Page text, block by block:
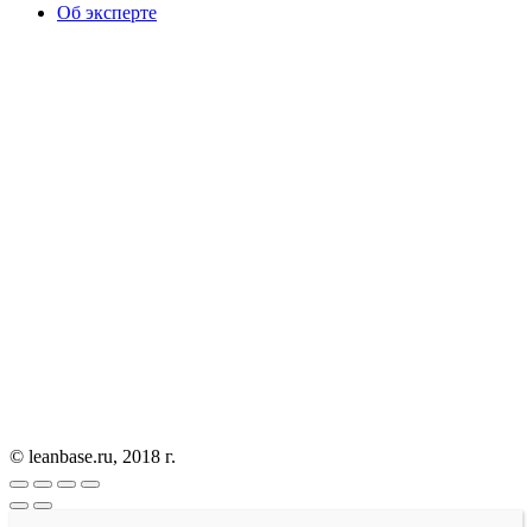
Об эксперте
© leanbase.ru, 2018 г.